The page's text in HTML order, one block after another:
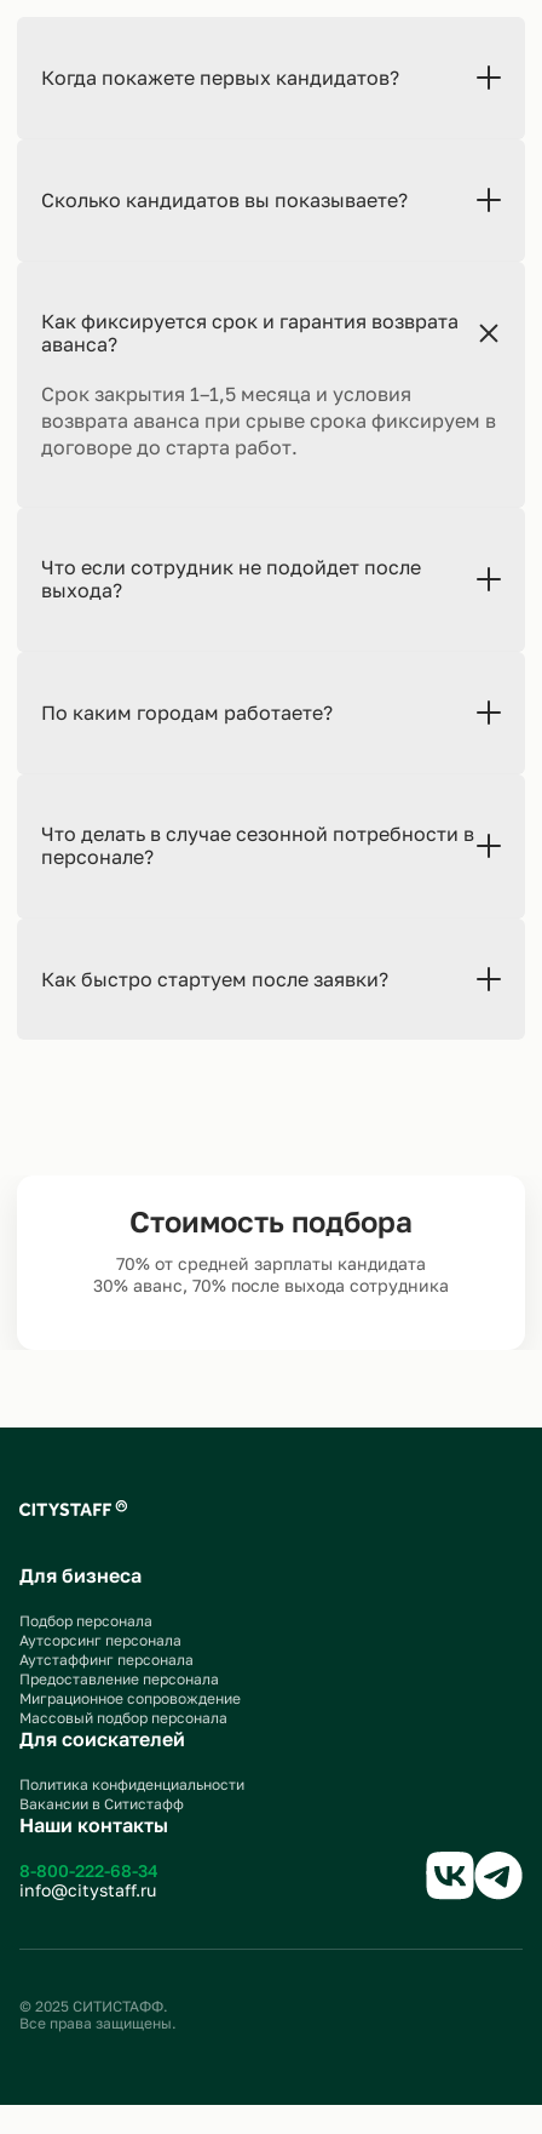
Когда покажете первых кандидатов?
Сколько кандидатов вы показываете?
Как фиксируется срок и гарантия возврата
аванса?
Срок закрытия 1–1,5 месяца и условия
возврата аванса при срыве срока фиксируем в
договоре до старта работ.
Что если сотрудник не подойдет после
выхода?
По каким городам работаете?
Что делать в случае сезонной потребности в
персонале?
Как быстро стартуем после заявки?
Стоимость подбора
70% от средней зарплаты кандидата
30% аванс, 70% после выхода сотрудника
Наши контакты
8-800-222-68-34
info@citystaff.ru
Для бизнеса
Подбор персонала
Аутсорсинг персонала
Аутстаффинг персонала
Предоставление персонала
Миграционное сопровождение
Массовый подбор персонала
Для соискателей
Политика конфиденциальности
Вакансии в Ситистафф
© 2025 СИТИСТАФФ.
Все права защищены.